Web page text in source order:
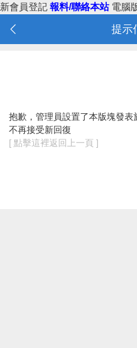
新會員登記 報料/聯絡本站 電腦
提示
抱歉，管理員設置了本版塊發表
不再接受新回復
[ 點擊這裡返回上一頁 ]